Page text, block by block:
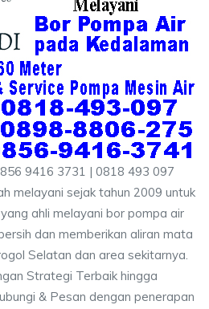
9416 3731 | 0818 493 097
melayani sejak tahun 2009 untuk
ahli melayani bor pompa air
dan memberikan aliran mata
Selatan dan area sekitarnya.
Strategi Terbaik hingga
& Pesan dengan penerapan